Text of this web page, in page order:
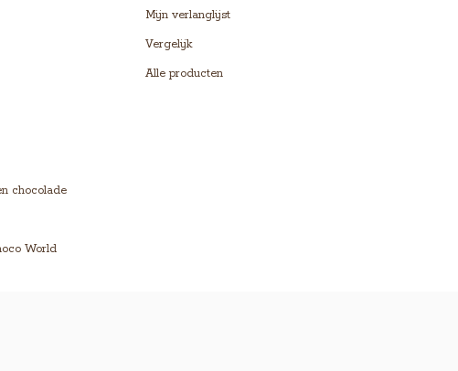
chocolade
World
Mijn verlanglijst
Vergelijk
Alle producten